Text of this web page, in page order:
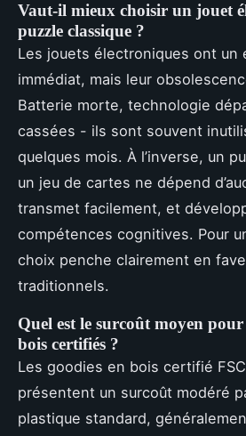
Vaut-il mieux choisir un jouet
puzzle classique ?
Les jouets électroniques ont un
immédiat, mais leur
Batterie morte, technologie
cassées - ils sont souvent
quelques mois. À l’inverse, un
un jeu de cartes ne dépend
transmet facilement, et
compétences cognitives. Pour
choix penche clairement en
traditionnels.
Quel est le surcoût moyen pour
bois certifiés ?
Les goodies en bois certifié FSC
présentent un surcoût modéré
plastique standard,